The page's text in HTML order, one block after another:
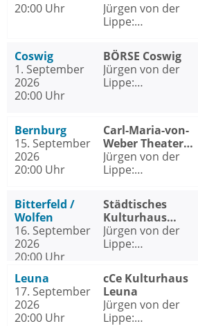
20:00 Uhr
Rostock
Jürgen von der
Lippe:
Comedy-Lesung
Coswig
1. September
2026
20:00 Uhr
BÖRSE Coswig
Jürgen von der
Lippe:
Bernburg
15. September
2026
20:00 Uhr
Carl-Maria-von-
Weber Theater
Bernburg
Jürgen von der
Lippe:
Comedy-Lesung
Bitterfeld /
Wolfen
16. September
2026
20:00 Uhr
Städtisches
Kulturhaus
Bitterfeld /
Wolfen
Jürgen von der
Lippe:
Comedy-Lesung
Leuna
17. September
2026
20:00 Uhr
cCe Kulturhaus
Leuna
Jürgen von der
Lippe: